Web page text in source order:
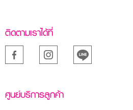
ติดตามเราได้ที่
ศูนย์บริการลูกค้า